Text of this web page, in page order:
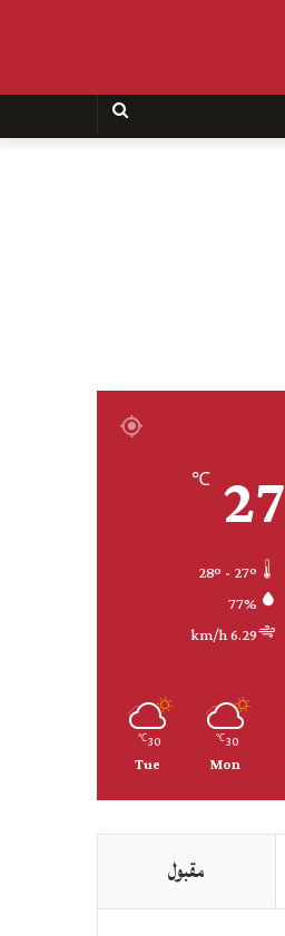
27
℃
77%
6.29 km/h
30
℃
Mon
30
℃
Tue
مقبول